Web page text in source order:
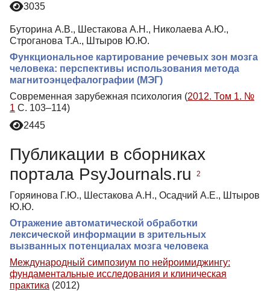
3035
Буторина А.В., Шестакова А.Н., Николаева А.Ю.,
Строганова Т.А., Штыров Ю.Ю.
Функциональное картирование речевых зон мозга
человека: перспективы использования метода
магнитоэнцефалографии (МЭГ)
Современная зарубежная психология (2012. Том 1. №
1 С. 103–114)
2445
Публикации в сборниках
портала PsyJournals.ru
2
Горяинова Г.Ю., Шестакова А.Н., Осадчий А.Е., Штыров
Ю.Ю.
Отражение автоматической обработки
лексической информации в зрительных
вызванных потенциалах мозга человека
Международный симпозиум по нейроимиджингу:
фундаментальные исследования и клиническая
практика (2012)